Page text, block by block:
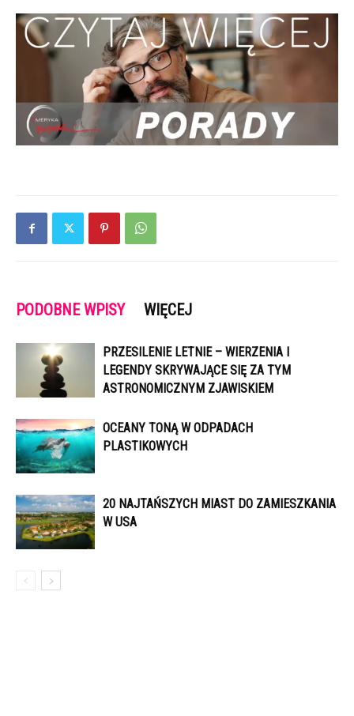
PODOBNE WPISY WIĘCEJ
PRZESILENIE LETNIE – WIERZENIA I
LEGENDY SKRYWAJĄCE SIĘ ZA TYM
ASTRONOMICZNYM ZJAWISKIEM
OCEANY TONĄ W ODPADACH
PLASTIKOWYCH
20 NAJTAŃSZYCH MIAST DO ZAMIESZKANIA
W USA